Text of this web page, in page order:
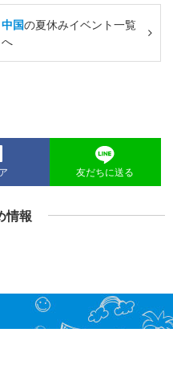
中国の夏休みイベント一覧
へ
友だちに送る
情報